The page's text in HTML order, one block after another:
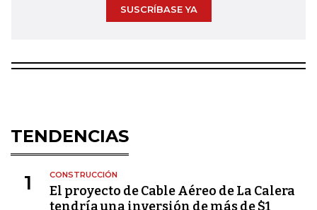
SUSCRÍBASE YA
TENDENCIAS
1 CONSTRUCCIÓN
El proyecto de Cable Aéreo de La Calera
tendría una inversión de más de $1